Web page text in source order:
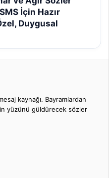
İçin Hazır
Duygusal
kaynağı. Bayramlardan
yüzünü güldürecek sözler